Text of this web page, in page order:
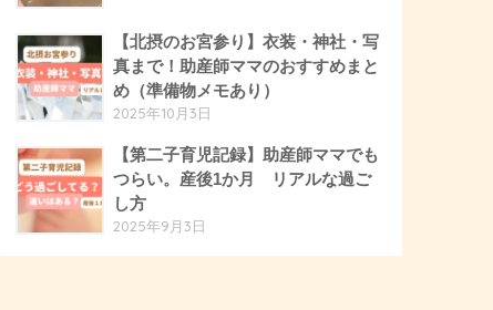
【北摂のお宮参り】衣装・神社・写
真まで！助産師ママのおすすめまと
め（準備物メモあり）
2025年10月3日
【第二子育児記録】助産師ママでも
つらい。産後1か月 リアルな過ご
し方
2025年9月3日